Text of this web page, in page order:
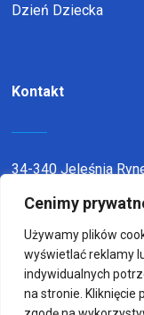
Cenimy
Używamy plików
wyświetlać reklamy
indywidualnych
na stronie. Kliknięcie
Dzień Dziecka
Kontakt
34-340 Jeleśnia
telefon:338636116
email:sp1jel@op.pl